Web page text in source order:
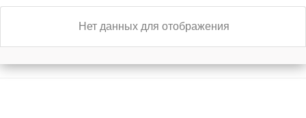
Нет данных для отображения